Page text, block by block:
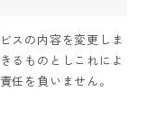
スの内容を変更しま
るものとしこれによ
任を負いません。